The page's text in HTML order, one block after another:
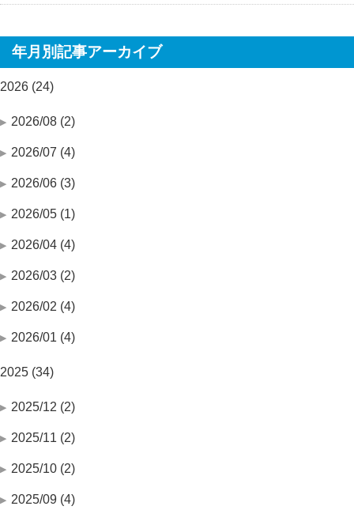
年月別記事アーカイブ
2026 (24)
2026/08 (2)
2026/07 (4)
2026/06 (3)
2026/05 (1)
2026/04 (4)
2026/03 (2)
2026/02 (4)
2026/01 (4)
2025 (34)
2025/12 (2)
2025/11 (2)
2025/10 (2)
2025/09 (4)